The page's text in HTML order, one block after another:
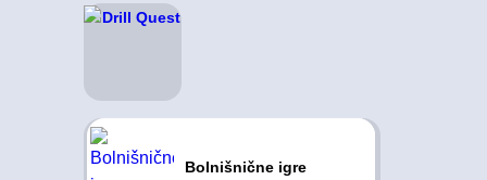
Bolnišnične igre